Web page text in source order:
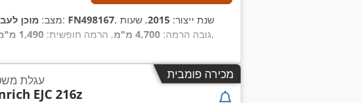
מצב: מוכן , מספר מכונה/רכב: FN498167 , שנת ייצור: 2015, שעות
, גובה הרמה: 4,700 מ"מ , הרמה חופשית: 1,490 מ"מ ,
מכירה פומבית עגלת
EJC 216z